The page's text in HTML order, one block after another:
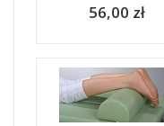
56,00 zł